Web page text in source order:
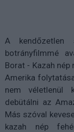
A kendőzetlen
botrányfilmmé
Borat - Kazah
Amerika
nem véletlenül
debütálni az
Más szóval
kazah nép